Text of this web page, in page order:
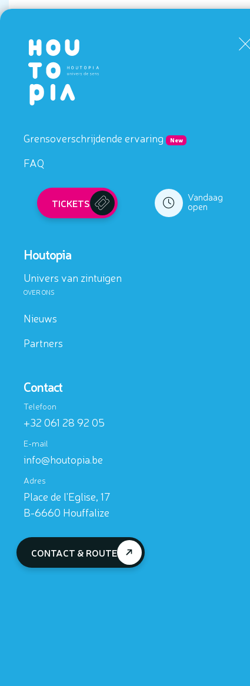
Grensoverschrijdende ervaring New
FAQ
TICKETS Vandaag
open
Houtopia
Univers van zintuigen
OVER ONS
Nieuws
Partners
Contact
Telefoon
+32 061 28 92 05
E-mail
info@houtopia.be
Adres
Place de l'Eglise, 17
B-6660 Houffalize
CONTACT & ROUTE
Hulp nodig bij uw bezoek?